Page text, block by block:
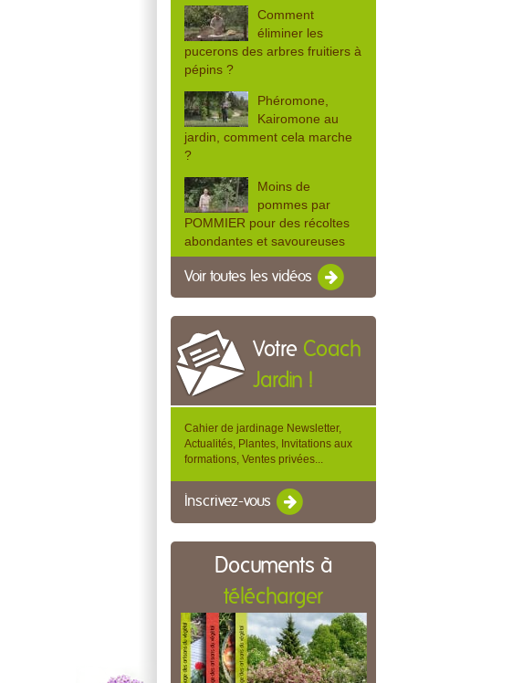
Comment
éliminer les
pucerons des arbres fruitiers à
pépins ?
Phéromone,
Kairomone au
jardin, comment cela marche
?
Moins de
pommes par
POMMIER pour des récoltes
abondantes et savoureuses
Voir toutes les vidéos
Votre Coach
Jardin !
Cahier de jardinage Newsletter,
Actualités, Plantes, Invitations aux
formations, Ventes privées...
Inscrivez-vous
Documents à
télécharger